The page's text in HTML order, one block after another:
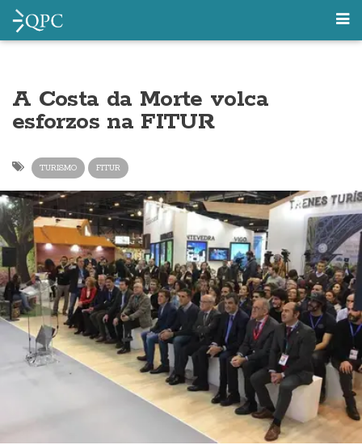
A Costa da Morte volca
esforzos na FITUR
TURISMO FITUR